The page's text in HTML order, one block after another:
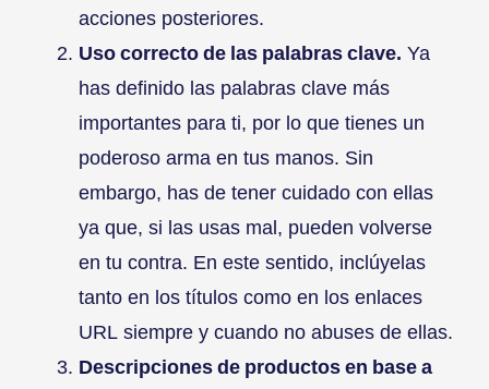
acciones posteriores.
Uso correcto de las palabras clave. Ya
has definido las palabras clave más
importantes para ti, por lo que tienes un
poderoso arma en tus manos. Sin
embargo, has de tener cuidado con ellas
ya que, si las usas mal, pueden volverse
en tu contra. En este sentido, inclúyelas
tanto en los títulos como en los enlaces
URL siempre y cuando no abuses de ellas.
Descripciones de productos en base a